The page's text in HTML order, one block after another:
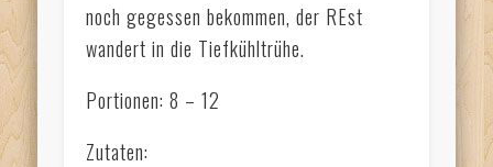
noch gegessen bekommen, der REst
wandert in die Tiefkühltrühe.
Portionen: 8 – 12
Zutaten: